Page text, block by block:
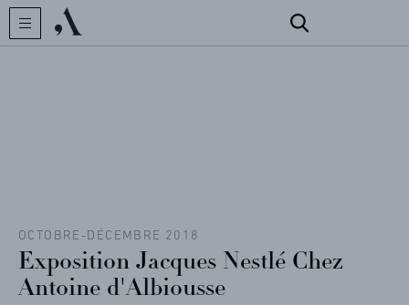
OCTOBRE-DÉCEMBRE 2018
Exposition Jacques Nestlé Chez
Antoine d'Albiousse